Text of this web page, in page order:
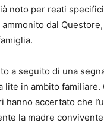
noto per reati
dal Questore,
a seguito di una
lite in ambito familiare.
hanno accertato che
la madre